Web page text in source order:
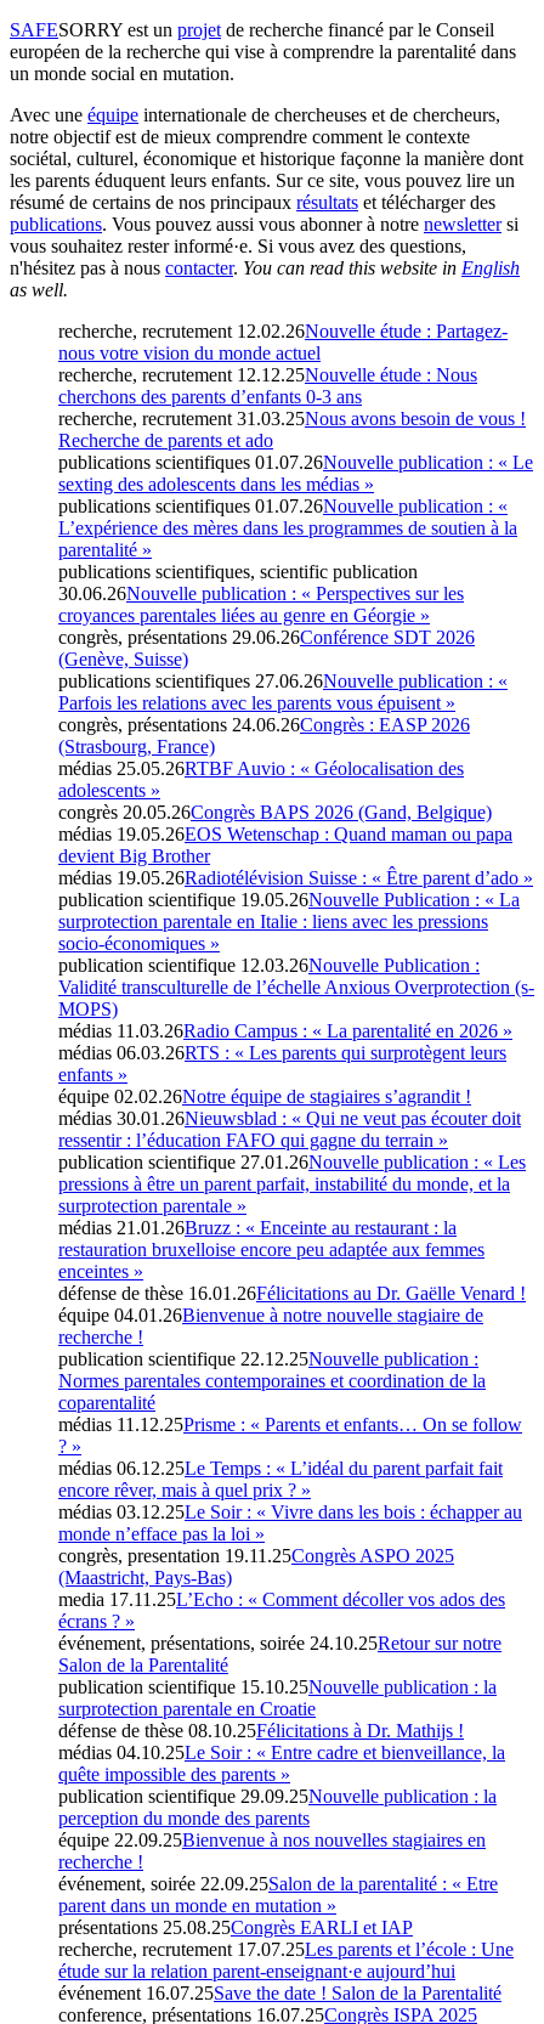
SAFESORRY est un projet de recherche financé par le Conseil
européen de la recherche qui vise à comprendre la parentalité dans
un monde social en mutation.
Avec une équipe internationale de chercheuses et de chercheurs,
notre objectif est de mieux comprendre comment le contexte
sociétal, culturel, économique et historique façonne la manière dont
les parents éduquent leurs enfants. Sur ce site, vous pouvez lire un
résumé de certains de nos principaux résultats et télécharger des
publications. Vous pouvez aussi vous abonner à notre newslettersi
vous souhaitez rester informé·e. Si vous avez des questions,
n'hésitez pas à nous contacter. You can read this website in English
as well.
recherche, recrutement 12.02.26Nouvelle étude : Partagez-
nous votre vision du monde actuel
recherche, recrutement 12.12.25Nouvelle étude : Nous
cherchons des parents d’enfants 0-3 ans
recherche, recrutement 31.03.25Nous avons besoin de vous !
Recherche de parents et ado
publications scientifiques 01.07.26Nouvelle publication : « Le
sexting des adolescents dans les médias »
publications scientifiques 01.07.26Nouvelle publication : «
L’expérience des mères dans les programmes de soutien à la
parentalité »
publications scientifiques, scientific publication
30.06.26Nouvelle publication : « Perspectives sur les
croyances parentales liées au genre en Géorgie »
congrès, présentations 29.06.26Conférence SDT 2026
(Genève, Suisse)
publications scientifiques 27.06.26Nouvelle publication : «
Parfois les relations avec les parents vous épuisent »
congrès, présentations 24.06.26Congrès : EASP 2026
(Strasbourg, France)
médias 25.05.26RTBF Auvio : « Géolocalisation des
adolescents »
congrès 20.05.26Congrès BAPS 2026 (Gand, Belgique)
médias 19.05.26EOS Wetenschap : Quand maman ou papa
devient Big Brother
médias 19.05.26Radiotélévision Suisse : « Être parent d’ado »
publication scientifique 19.05.26Nouvelle Publication : « La
surprotection parentale en Italie : liens avec les pressions
socio-économiques »
publication scientifique 12.03.26Nouvelle Publication :
Validité transculturelle de l’échelle Anxious Overprotection (s-
MOPS)
médias 11.03.26Radio Campus : « La parentalité en 2026 »
médias 06.03.26RTS : « Les parents qui surprotègent leurs
enfants »
équipe 02.02.26Notre équipe de stagiaires s’agrandit !
médias 30.01.26Nieuwsblad : « Qui ne veut pas écouter doit
ressentir : l’éducation FAFO qui gagne du terrain »
publication scientifique 27.01.26Nouvelle publication : « Les
pressions à être un parent parfait, instabilité du monde, et la
surprotection parentale »
médias 21.01.26Bruzz : « Enceinte au restaurant : la
restauration bruxelloise encore peu adaptée aux femmes
enceintes »
défense de thèse 16.01.26Félicitations au Dr. Gaëlle Venard !
équipe 04.01.26Bienvenue à notre nouvelle stagiaire de
recherche !
publication scientifique 22.12.25Nouvelle publication :
Normes parentales contemporaines et coordination de la
coparentalité
médias 11.12.25Prisme : « Parents et enfants… On se follow
? »
médias 06.12.25Le Temps : « L’idéal du parent parfait fait
encore rêver, mais à quel prix ? »
médias 03.12.25Le Soir : « Vivre dans les bois : échapper au
monde n’efface pas la loi »
congrès, presentation 19.11.25Congrès ASPO 2025
(Maastricht, Pays-Bas)
media 17.11.25L’Echo : « Comment décoller vos ados des
écrans ? »
événement, présentations, soirée 24.10.25Retour sur notre
Salon de la Parentalité
publication scientifique 15.10.25Nouvelle publication : la
surprotection parentale en Croatie
défense de thèse 08.10.25Félicitations à Dr. Mathijs !
médias 04.10.25Le Soir : « Entre cadre et bienveillance, la
quête impossible des parents »
publication scientifique 29.09.25Nouvelle publication : la
perception du monde des parents
équipe 22.09.25Bienvenue à nos nouvelles stagiaires en
recherche !
événement, soirée 22.09.25Salon de la parentalité : « Etre
parent dans un monde en mutation »
présentations 25.08.25Congrès EARLI et IAP
recherche, recrutement 17.07.25Les parents et l’école : Une
étude sur la relation parent-enseignant·e aujourd’hui
événement 16.07.25Save the date ! Salon de la Parentalité
conference, présentations 16.07.25Congrès ISPA 2025